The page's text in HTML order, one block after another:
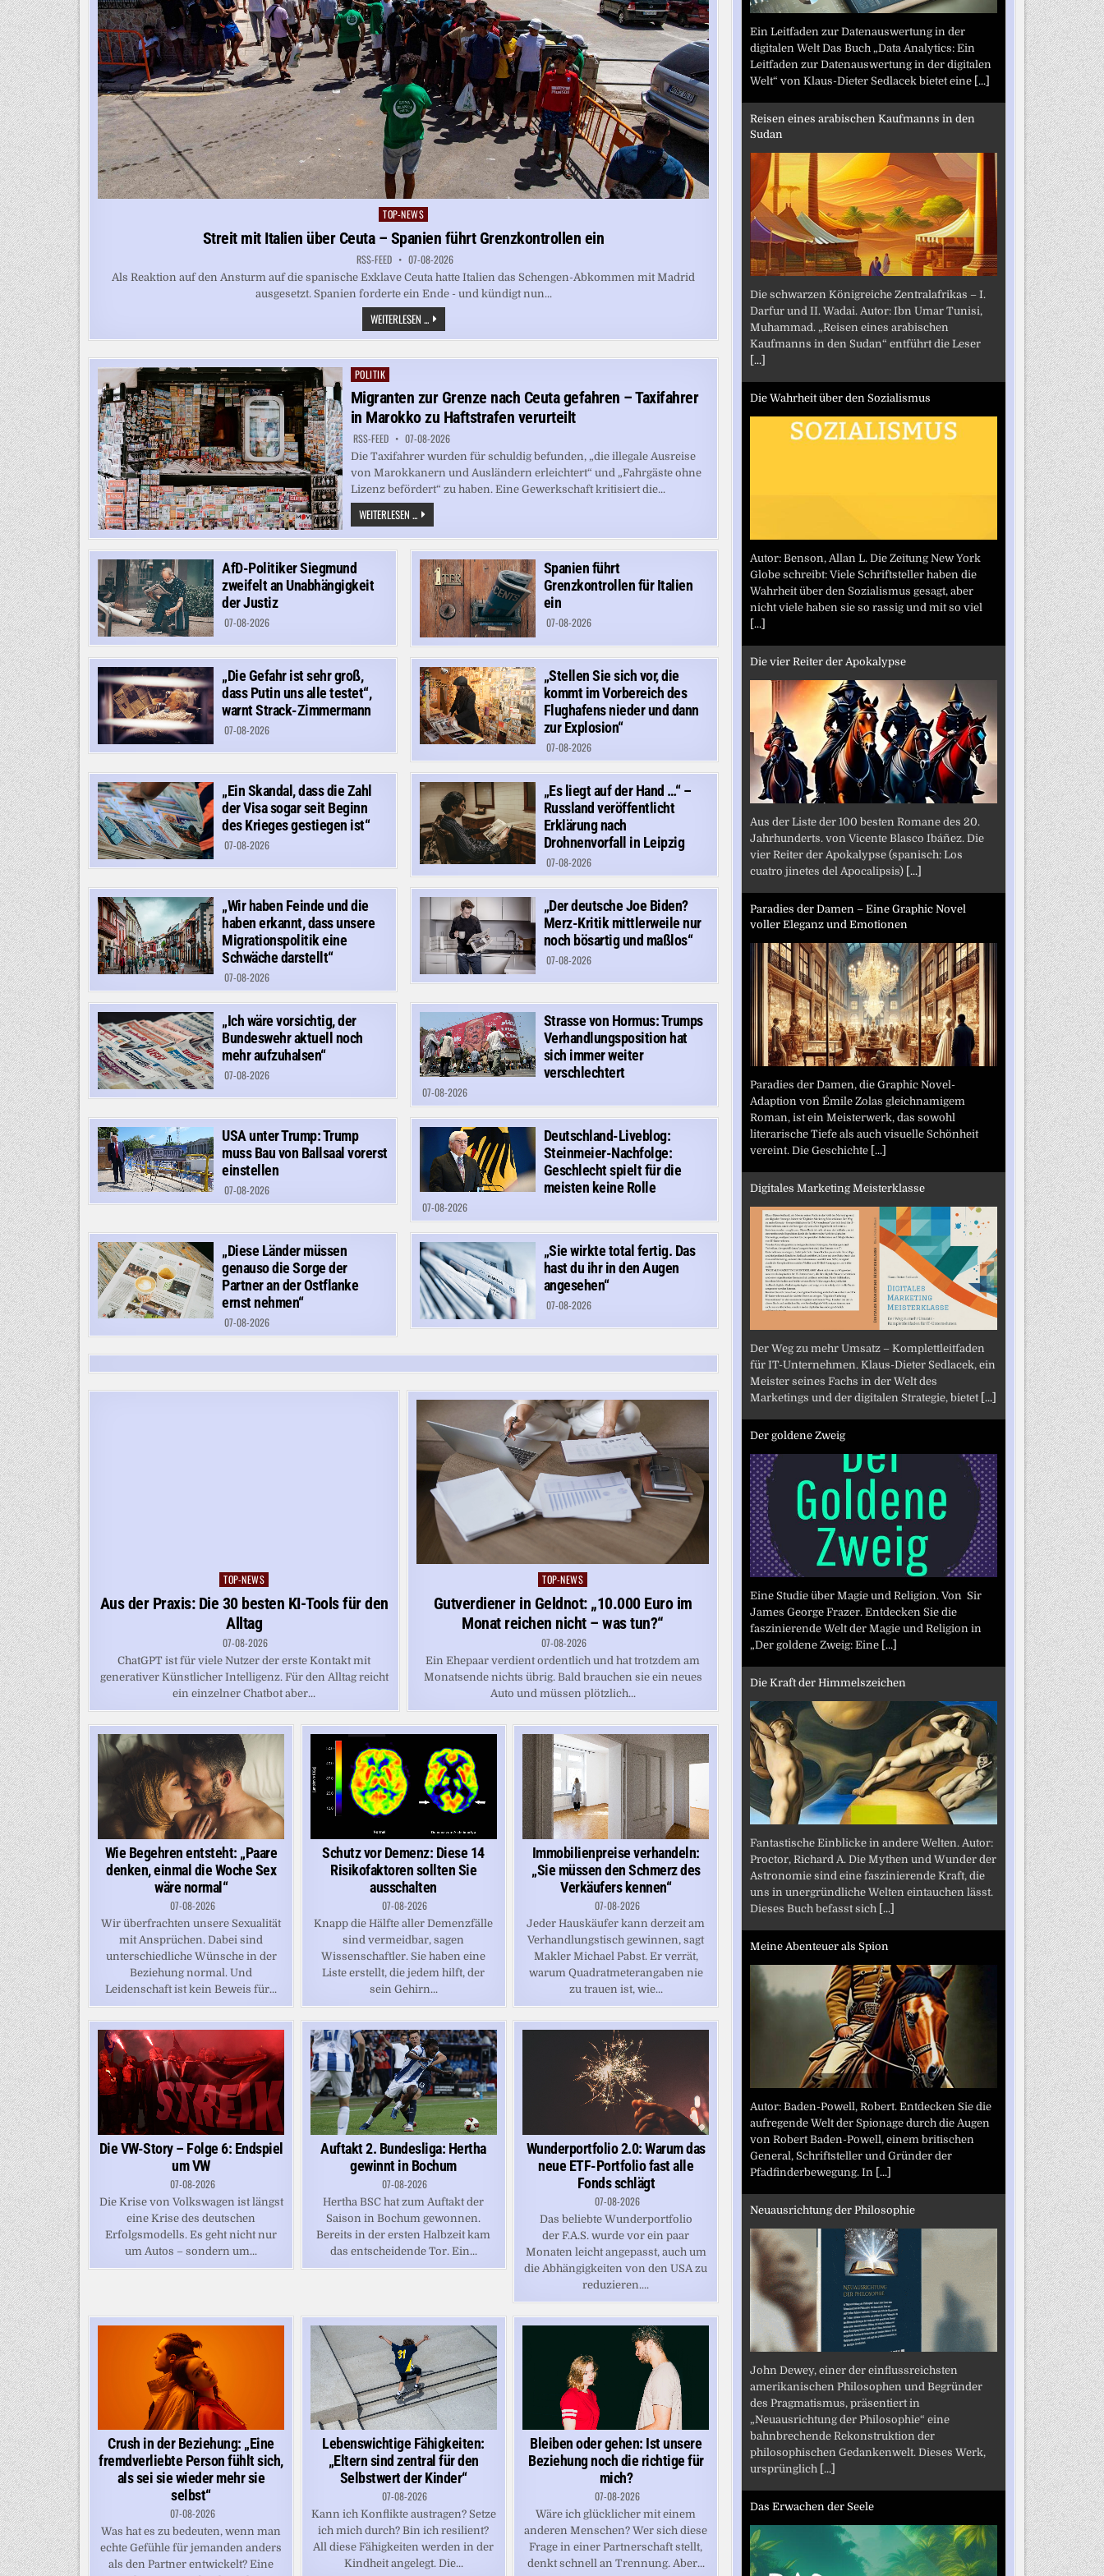
Posted
TOP-NEWS
Streit mit Italien über Ceuta – Spanien führt Grenzkontrollen ein
RSS-FEED 07-08-2026
Als Reaktion auf den Ansturm auf die spanische Exklave Ceuta hatte Italien das Schengen-Abkommen mit Madrid
ausgesetzt. Spanien forderte ein Ende - und kündigt nun...
WEITERLESEN ... STREIT
MIT
ITALIEN
CEUTA
FÜHRT
GRENZKONTROLLEN
EIN
Posted
in
POLITIK
Migranten zur Grenze nach Ceuta gefahren – Taxifahrer
in Marokko zu Haftstrafen verurteilt
RSS-FEED 07-08-2026
Die Taxifahrer wurden für schuldig befunden, „die illegale Ausreise
von Marokkanern und Ausländern erleichtert“ und „Fahrgäste ohne
Lizenz befördert“ zu haben. Eine Gewerkschaft kritisiert die...
WEITERLESEN ... MIGRANTEN
ZUR
GRENZE
CEUTA
GEFAHREN
–
TAXIFAHRER
IN
MAROKKO
ZU
HAFTSTRAFEN
VERURTEILT
AfD-Politiker Siegmund
zweifelt an Unabhängigkeit
der Justiz
07-08-2026
Spanien führt
Grenzkontrollen für Italien
ein
07-08-2026
„Die Gefahr ist sehr groß,
dass Putin uns alle testet“,
warnt Strack-Zimmermann
07-08-2026
„Stellen Sie sich vor, die
kommt im Vorbereich des
Flughafens nieder und dann
zur Explosion“
07-08-2026
„Ein Skandal, dass die Zahl
der Visa sogar seit Beginn
des Krieges gestiegen ist“
07-08-2026
„Es liegt auf der Hand …“ –
Russland veröffentlicht
Erklärung nach
Drohnenvorfall in Leipzig
07-08-2026
„Wir haben Feinde und die
haben erkannt, dass unsere
Migrationspolitik eine
Schwäche darstellt“
07-08-2026
„Der deutsche Joe Biden?
Merz-Kritik mittlerweile nur
noch bösartig und maßlos“
07-08-2026
„Ich wäre vorsichtig, der
Bundeswehr aktuell noch
mehr aufzuhalsen“
07-08-2026
Strasse von Hormus: Trumps
Verhandlungsposition hat
sich immer weiter
verschlechtert
07-08-2026
USA unter Trump: Trump
muss Bau von Ballsaal vorerst
einstellen
07-08-2026
Deutschland-Liveblog:
Steinmeier-Nachfolge:
Geschlecht spielt für die
meisten keine Rolle
07-08-2026
„Diese Länder müssen
genauso die Sorge der
Partner an der Ostflanke
ernst nehmen“
07-08-2026
„Sie wirkte total fertig. Das
hast du ihr in den Augen
angesehen“
07-08-2026
Posted
in
TOP-NEWS
Aus der Praxis: Die 30 besten KI-Tools für den
Alltag
07-08-2026
ChatGPT ist für viele Nutzer der erste Kontakt mit
generativer Künstlicher Intelligenz. Für den Alltag reicht
ein einzelner Chatbot aber...
Posted
in
TOP-NEWS
Gutverdiener in Geldnot: „10.000 Euro im
Monat reichen nicht – was tun?“
07-08-2026
Ein Ehepaar verdient ordentlich und hat trotzdem am
Monatsende nichts übrig. Bald brauchen sie ein neues
Auto und müssen plötzlich...
Wie Begehren entsteht: „Paare
denken, einmal die Woche Sex
wäre normal“
07-08-2026
Wir überfrachten unsere Sexualität
mit Ansprüchen. Dabei sind
unterschiedliche Wünsche in der
Beziehung normal. Und
Leidenschaft ist kein Beweis für...
Schutz vor Demenz: Diese 14
Risikofaktoren sollten Sie
ausschalten
07-08-2026
Knapp die Hälfte aller Demenzfälle
sind vermeidbar, sagen
Wissenschaftler. Sie haben eine
Liste erstellt, die jedem hilft, der
sein Gehirn...
Immobilienpreise verhandeln:
„Sie müssen den Schmerz des
Verkäufers kennen“
07-08-2026
Jeder Hauskäufer kann derzeit am
Verhandlungstisch gewinnen, sagt
Makler Michael Pabst. Er verrät,
warum Quadratmeterangaben nie
zu trauen ist, wie...
Die VW-Story – Folge 6: Endspiel
um VW
07-08-2026
Die Krise von Volkswagen ist längst
eine Krise des deutschen
Erfolgsmodells. Es geht nicht nur
um Autos – sondern um...
Auftakt 2. Bundesliga: Hertha
gewinnt in Bochum
07-08-2026
Hertha BSC hat zum Auftakt der
Saison in Bochum gewonnen.
Bereits in der ersten Halbzeit kam
das entscheidende Tor. Ein...
Wunderportfolio 2.0: Warum das
neue ETF-Portfolio fast alle
Fonds schlägt
07-08-2026
Das beliebte Wunderportfolio
der F.A.S. wurde vor ein paar
Monaten leicht angepasst, auch um
die Abhängigkeiten von den USA zu
reduzieren....
Crush in der Beziehung: „Eine
fremdverliebte Person fühlt sich,
als sei sie wieder mehr sie
selbst“
07-08-2026
Was hat es zu bedeuten, wenn man
echte Gefühle für jemanden anders
als den Partner entwickelt? Eine
Lebenswichtige Fähigkeiten:
„Eltern sind zentral für den
Selbstwert der Kinder“
07-08-2026
Kann ich Konflikte austragen? Setze
ich mich durch? Bin ich resilient?
All diese Fähigkeiten werden in der
Kindheit angelegt. Die...
Bleiben oder gehen: Ist unsere
Beziehung noch die richtige für
mich?
07-08-2026
Wäre ich glücklicher mit einem
anderen Menschen? Wer sich diese
Frage in einer Partnerschaft stellt,
denkt schnell an Trennung. Aber...
Ein Leitfaden zur Datenauswertung in der
digitalen Welt Das Buch „Data Analytics: Ein
Leitfaden zur Datenauswertung in der digitalen
Welt“ von Klaus-Dieter Sedlacek bietet eine [...]
Reisen eines arabischen Kaufmanns in den
Sudan
Die schwarzen Königreiche Zentralafrikas – I.
Darfur und II. Wadai. Autor: Ibn Umar Tunisi,
Muhammad. „Reisen eines arabischen
Kaufmanns in den Sudan“ entführt die Leser
[...]
Die Wahrheit über den Sozialismus
Autor: Benson, Allan L. Die Zeitung New York
Globe schreibt: Viele Schriftsteller haben die
Wahrheit über den Sozialismus gesagt, aber
nicht viele haben sie so rassig und mit so viel
[...]
Die vier Reiter der Apokalypse
Aus der Liste der 100 besten Romane des 20.
Jahrhunderts. von Vicente Blasco Ibáñez. Die
vier Reiter der Apokalypse (spanisch: Los
cuatro jinetes del Apocalipsis) [...]
Paradies der Damen – Eine Graphic Novel
voller Eleganz und Emotionen
Paradies der Damen, die Graphic Novel-
Adaption von Émile Zolas gleichnamigem
Roman, ist ein Meisterwerk, das sowohl
literarische Tiefe als auch visuelle Schönheit
vereint. Die Geschichte [...]
Digitales Marketing Meisterklasse
Der Weg zu mehr Umsatz – Komplettleitfaden
für IT-Unternehmen. Klaus-Dieter Sedlacek, ein
Meister seines Fachs in der Welt des
Marketings und der digitalen Strategie, bietet [...]
Der goldene Zweig
Eine Studie über Magie und Religion. Von Sir
James George Frazer. Entdecken Sie die
faszinierende Welt der Magie und Religion in
„Der goldene Zweig: Eine [...]
Die Kraft der Himmelszeichen
Fantastische Einblicke in andere Welten. Autor:
Proctor, Richard A. Die Mythen und Wunder der
Astronomie sind eine faszinierende Kraft, die
uns in unergründliche Welten eintauchen lässt.
Dieses Buch befasst sich [...]
Meine Abenteuer als Spion
Autor: Baden-Powell, Robert. Entdecken Sie die
aufregende Welt der Spionage durch die Augen
von Robert Baden-Powell, einem britischen
General, Schriftsteller und Gründer der
Pfadfinderbewegung. In [...]
Neuausrichtung der Philosophie
John Dewey, einer der einflussreichsten
amerikanischen Philosophen und Begründer
des Pragmatismus, präsentiert in
„Neuausrichtung der Philosophie“ eine
bahnbrechende Rekonstruktion der
philosophischen Gedankenwelt. Dieses Werk,
ursprünglich [...]
Das Erwachen der Seele